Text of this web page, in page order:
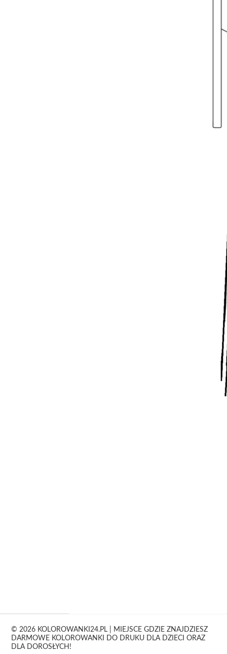
© 2026 KOLOROWANKI24.PL | MIEJSCE GDZIE ZNAJDZIESZ
DARMOWE KOLOROWANKI DO DRUKU DLA DZIECI ORAZ
DLA DOROSŁYCH!